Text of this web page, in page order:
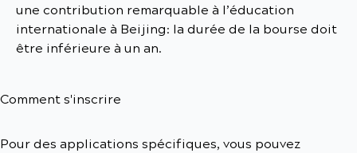
une contribution remarquable à l’éducation
internationale à Beijing: la durée de la bourse doit
être inférieure à un an.
Comment s'inscrire
Pour des applications spécifiques, vous pouvez